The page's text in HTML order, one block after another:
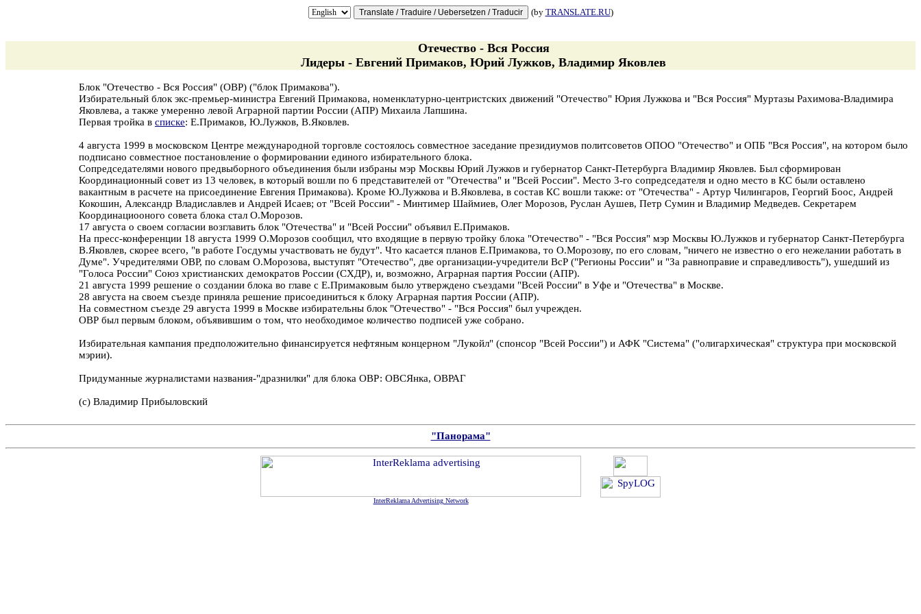
(by TRANSLATE.RU)
Отечество - Вся Россия
Лидеры - Евгений Примаков, Юрий Лужков, Владимир Яковлев
Блок "Отечество - Вся Россия" (ОВР) ("блок Примакова").
Избирательный блок экс-премьер-министра Евгений Примакова, номенклатурно-центристских движений "Отечество" Юрия Лужкова и "Вся Россия" Муртазы Рахимова-Владимира
Яковлева, а также умеренно левой Аграрной партии России (АПР) Михаила Лапшина.
Первая тройка в списке: Е.Примаков, Ю.Лужков, В.Яковлев.
4 августа 1999 в московском Центре международной торговле состоялось совместное заседание президиумов политсоветов ОПОО "Отечество" и ОПБ "Вся Россия", на котором было
подписано совместное постановление о формировании единого избирательного блока.
Сопредседателями нового предвыборного объединения были избраны мэр Москвы Юрий Лужков и губернатор Санкт-Петербурга Владимир Яковлев. Был сформирован
Координационный совет из 13 человек, в который вошли по 6 представителей от "Отечества" и "Всей России". Место 3-го сопредседателя и одно место в КС были оставлено
вакантным в расчете на присоединение Евгения Примакова). Кроме Ю.Лужкова и В.Яковлева, в состав КС вошли также: от "Отечества" - Артур Чилингаров, Георгий Боос, Андрей
Кокошин, Александр Владиславлев и Андрей Исаев; от "Всей России" - Минтимер Шаймиев, Олег Морозов, Руслан Аушев, Петр Сумин и Владимир Медведев. Секретарем
Координациооного совета блока стал О.Морозов.
17 августа о своем согласии возглавить блок "Отечества" и "Всей России" объявил Е.Примаков.
На пресс-конференции 18 августа 1999 О.Морозов сообщил, что входящие в первую тройку блока "Отечество" - "Вся Россия" мэр Москвы Ю.Лужков и губернатор Санкт-Петербурга
В.Яковлев, скорее всего, "в работе Госдумы участвовать не будут". Что касается планов Е.Примакова, то О.Морозову, по его словам, "ничего не известно о его нежелании работать в
Думе". Учредителями ОВР, по словам О.Морозова, выступят "Отечество", две организации-учредители ВсР ("Регионы России" и "За равноправие и справедливость"), ушедший из
"Голоса России" Союз христианских демократов России (СХДР), и, возможно, Аграрная партия России (АПР).
21 августа 1999 решение о создании блока во главе с Е.Примаковым было утверждено съездами "Всей России" в Уфе и "Отечества" в Москве.
28 августа на своем съезде приняла решение присоединиться к блоку Аграрная партия России (АПР).
На совместном съезде 29 августа 1999 в Москве избирательны блок "Отечество" - "Вся Россия" был учрежден.
ОВР был первым блоком, объявившим о том, что необходимое количество подписей уже собрано.
Избирательная кампания предположительно финансируется нефтяным концерном "Лукойл" (спонсор "Всей России") и АФК "Система" ("олигархическая" структура при московской
мэрии).
Придуманные журналистами названия-"дразнилки" для блока ОВР: ОВСЯнка, ОВРАГ
(с) Владимир Прибыловский
"Панорама"
InterReklama Advertising Network